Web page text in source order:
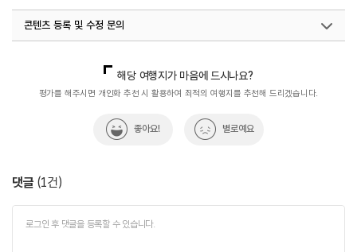
콘텐츠 등록 및 수정 문의
해당 여행지가 마음에 드시나요?
평가를 해주시면 개인화 추천 시 활용하여 최적의 여행지를 추천해 드리겠습니다.
좋아요! 별로예요
댓글 (1건)